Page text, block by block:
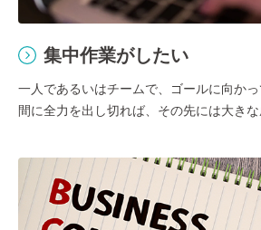
集中作業がしたい
一人であるいはチームで、ゴールに向か
間に全力を出し切れば、その先には大きな